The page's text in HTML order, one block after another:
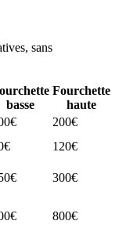
sans
basse
Fourchette
haute
200€
120€
300€
800€